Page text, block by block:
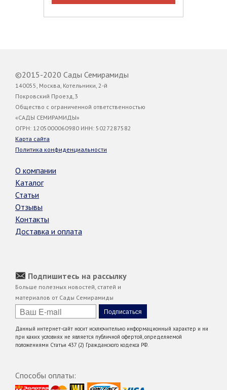
©2015-2020 Сады Семирамиды
140055, Москва, Котельники, 2-й
Покровский Проезд,3
Общество с ограниченной ответственностью
«САДЫ СЕМИРАМИДЫ»
ОГРН: 1205000060980 ИНН: 5027287582
Карта сайта
Политика конфиденциальности
О компании
Каталог
Статьи
Отзывы
Контакты
Доставка и оплата
Подпишитесь на рассылку
Больше полезных новостей, статей и
материалов от Сады Семирамиды
Данный интернет-сайт носит исключительно информационный характер и ни
при каких условиях не является публичной офертой, определяемой
положениями Статьи 437 (2) Гражданского кодекса РФ.
Способы оплаты: